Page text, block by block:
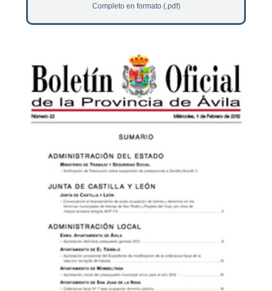
Completo en formato (.pdf)